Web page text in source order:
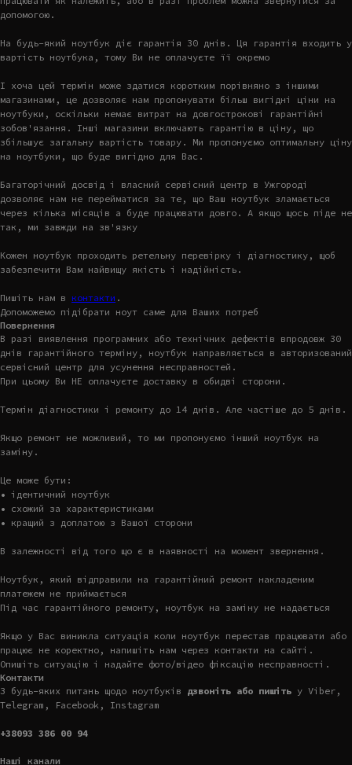
допомогою.
На будь-який ноутбук діє гарантія 30 днів. Ця гарантія входить у
вартість ноутбука, тому Ви не оплачуєте її окремо
І хоча цей термін може здатися коротким порівняно з іншими
магазинами, це дозволяє нам пропонувати більш вигідні ціни на
ноутбуки, оскільки немає витрат на довгострокові гарантійні
зобов'язання. Інші магазини включають гарантію в ціну, що
збільшує загальну вартість товару. Ми пропонуємо оптимальну ціну
на ноутбуки, що буде вигідно для Вас.
Багаторічний досвід і власний сервісний центр в Ужгороді
дозволяє нам не перейматися за те, що Ваш ноутбук зламається
через кілька місяців а буде працювати довго. А якщо щось піде не
так, ми завжди на зв'язку
Кожен ноутбук проходить ретельну перевірку і діагностику, щоб
забезпечити Вам найвищу якість і надійність.
Пишіть нам в контакти .
Допоможемо підібрати ноут саме для Ваших потреб
Повернення
В разі виявлення програмних або технічних дефектів впродовж 30
днів гарантійного терміну, ноутбук направляється в авторизований
сервісний центр для усунення несправностей.
При цьому Ви НЕ оплачуєте доставку в обидві сторони.
Термін діагностики і ремонту до 14 днів. Але частіше до 5 днів.
Якщо ремонт не можливий, то ми пропонуємо інший ноутбук на
заміну.
Це може бути:
• ідентичний ноутбук
• схожий за характеристиками
• кращий з доплатою з Вашої сторони
В залежності від того що є в наявності на момент звернення.
Ноутбук, який відправили на гарантійний ремонт накладеним
платежем не приймається
Під час гарантійного ремонту, ноутбук на заміну не надається
Якщо у Вас виникла ситуація коли ноутбук перестав працювати або
працює не коректно, напишіть нам через контакти на сайті.
Опишіть ситуацію і надайте фото/відео фіксацію несправності.
Контакти
З будь-яких питань щодо ноутбуків дзвоніть або пишіть у Viber,
Telegram, Facebook, Instagram
+38093 386 00 94
Наші канали